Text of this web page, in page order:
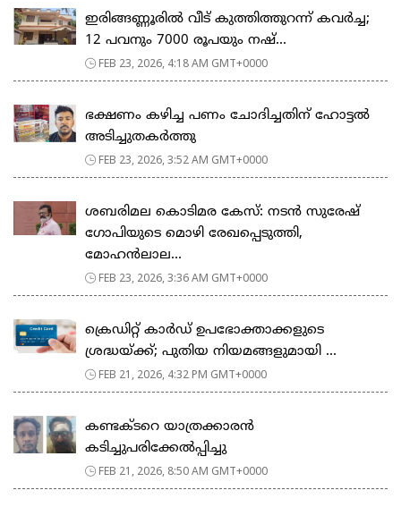
ഇരിങ്ങണ്ണൂരിൽ വീട് കുത്തിത്തുറന്ന് കവർച്ച;
12 പവനും 7000 രൂപയും നഷ്...
FEB 23, 2026, 4:18 AM GMT+0000
ഭക്ഷണം കഴിച്ച പണം ചോദിച്ചതിന് ഹോട്ടൽ
അടിച്ചുതകർത്തു
FEB 23, 2026, 3:52 AM GMT+0000
ശബരിമല കൊടിമര കേസ്: നടൻ സുരേഷ്
ഗോപിയുടെ മൊഴി രേഖപ്പെടുത്തി,
മോഹൻലാല...
FEB 23, 2026, 3:36 AM GMT+0000
ക്രെഡിറ്റ് കാർഡ് ഉപഭോക്താക്കളുടെ
ശ്രദ്ധയ്ക്ക്; പുതിയ നിയമങ്ങളുമായി ...
FEB 21, 2026, 4:32 PM GMT+0000
കണ്ടക്ടറെ യാത്രക്കാരൻ
കടിച്ചുപരിക്കേൽപ്പിച്ചു
FEB 21, 2026, 8:50 AM GMT+0000